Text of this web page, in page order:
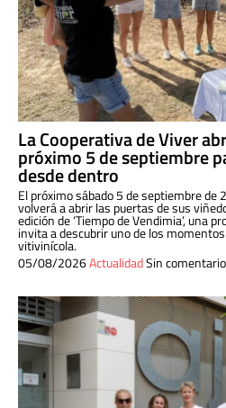
La Cooperativa de Viver
próximo 5 de septiembre
desde dentro
El próximo sábado 5 de septiembre de
volverá a abrir las puertas de sus
edición de ‘Tiempo de Vendimia’, una
invita a descubrir uno de los
vitivinícola.
05/08/2026ActualidadSin